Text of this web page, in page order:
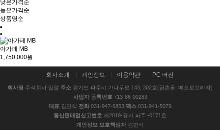
낮은가격순
높은가격순
상품명순
아가페 MB
1,750,000원
회사소개 개인정보 이용약관 PC 버전
회사명 주식회사 밀알 주소 경기도 파주시 가나무로 143, 302호(금촌동, 메트로프라자)
사업자 등록번호 713-86-00283
대표 김면식 전화 031-947-6853 팩스 031-941-5079
통신판매업신고번호 제2019-경기 파주 -0171호
개인정보 보호책임자 김면식